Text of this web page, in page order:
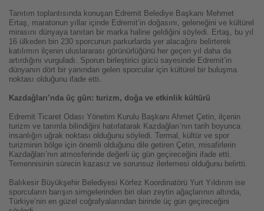
Tanıtım toplantısında konuşan Edremit Belediye Başkanı Mehmet
Ertaş, maratonun yıllar içinde Edremit’in doğasını, geleneğini ve kültürel
mirasını dünyaya tanıtan bir marka haline geldiğini söyledi. Ertaş, bu yıl
16 ülkeden bin 230 sporcunun parkurlarda yer alacağını belirterek
katılımın ilçenin uluslararası görünürlüğünü her geçen yıl daha da
artırdığını vurguladı. Sporun birleştirici gücü sayesinde Edremit’in
dünyanın dört bir yanından gelen sporcular için kültürel bir buluşma
noktası olduğunu ifade etti.
Kazdağları’nda üç gün: turizm, doğa ve etkinlik kültürü
Edremit Ticaret Odası Yönetim Kurulu Başkanı Ahmet Çetin, ilçenin
turizm ve tarımla bilindiğini hatırlatarak Kazdağları’nın tarih boyunca
insanlığın uğrak noktası olduğunu söyledi. Termal, kültür ve spor
turizminin bölge için önemli olduğunu dile getiren Çetin, misafirlerin
Kazdağları’nın atmosferinde değerli üç gün geçireceğini ifade etti.
Temennisinin sürecin kazasız ve sorunsuz ilerlemesi olduğunu belirtti.
Balıkesir Büyükşehir Belediyesi Körfez Koordinatörü Yurt Yıldırım ise
sporcuların barışın simgelerinden biri olan zeytin ağaçlarının altında,
Türkiye’nin en güzel coğrafyalarından birinde üç gün geçireceğini